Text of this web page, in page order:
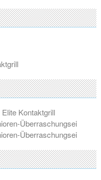
Kontaktgrill
Überraschungsei
Überraschungsei